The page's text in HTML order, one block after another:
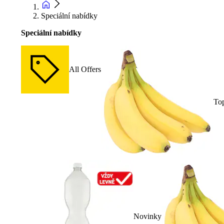
Speciální nabídky
Speciální nabídky
All Offers
Novinky